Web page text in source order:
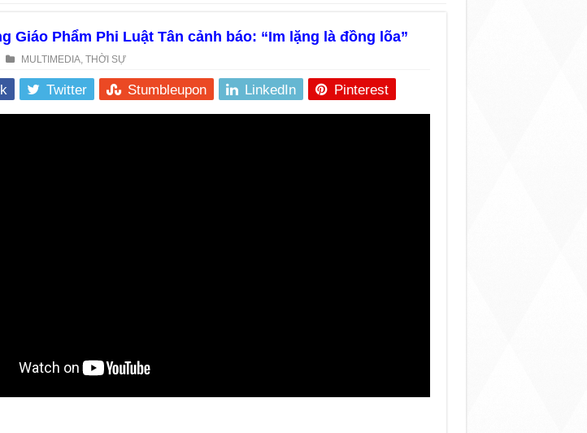
Giáo Phẩm Phi Luật Tân cảnh báo: “Im lặng là đồng lõa”
MULTIMEDIA, THỜI SỰ
Twitter Stumbleupon LinkedIn Pinterest